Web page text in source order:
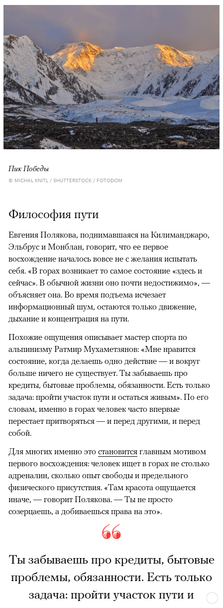
Пик Победы
© MICHAL KNITL / SHUTTERSTOCK / FOTODOM
Философия пути
Евгения Полякова, поднимавшаяся на Килиманджаро,
Эльбрус и Монблан, говорит, что ее первое
восхождение началось вовсе не с желания испытать
себя. «В горах возникает то самое состояние «здесь и
сейчас». В обычной жизни оно почти недостижимо», —
объясняет она. Во время подъема исчезает
информационный шум, остаются только движение,
дыхание и концентрация на пути.
Похожие ощущения описывает мастер спорта по
альпинизму Ратмир Мухаметзянов: «Мне нравится
состояние, когда делаешь одно действие — и вокруг
больше ничего не существует. Ты забываешь про
кредиты, бытовые проблемы, обязанности. Есть только
задача: пройти участок пути и остаться живым». По его
словам, именно в горах человек часто впервые
перестает притворяться — и перед другими, и перед
собой.
Для многих именно это становится главным мотивом
первого восхождения: человек ищет в горах не столько
адреналин, сколько опыт свободы и предельного
физического присутствия. «Там красота ощущается
иначе, — говорит Полякова. — Ты не просто
созерцаешь, а добиваешься права на это».
Ты забываешь про кредиты, бытовые
проблемы, обязанности. Есть только
задача: пройти участок пути и